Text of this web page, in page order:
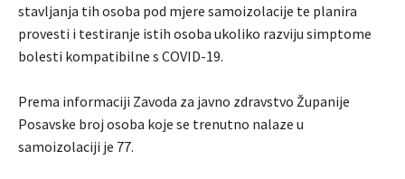
stavljanja tih osoba pod mjere samoizolacije te planira
provesti i testiranje istih osoba ukoliko razviju simptome
bolesti kompatibilne s COVID-19.
Prema informaciji Zavoda za javno zdravstvo Županije
Posavske broj osoba koje se trenutno nalaze u
samoizolaciji je 77.